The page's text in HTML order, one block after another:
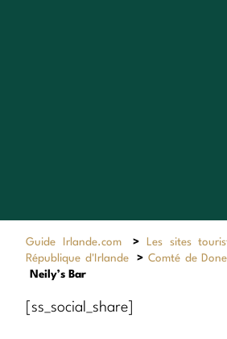
Guide Irlande.com > Les sites
République d'Irlande
> Comté de
Neily’s Bar
[ss_social_share]